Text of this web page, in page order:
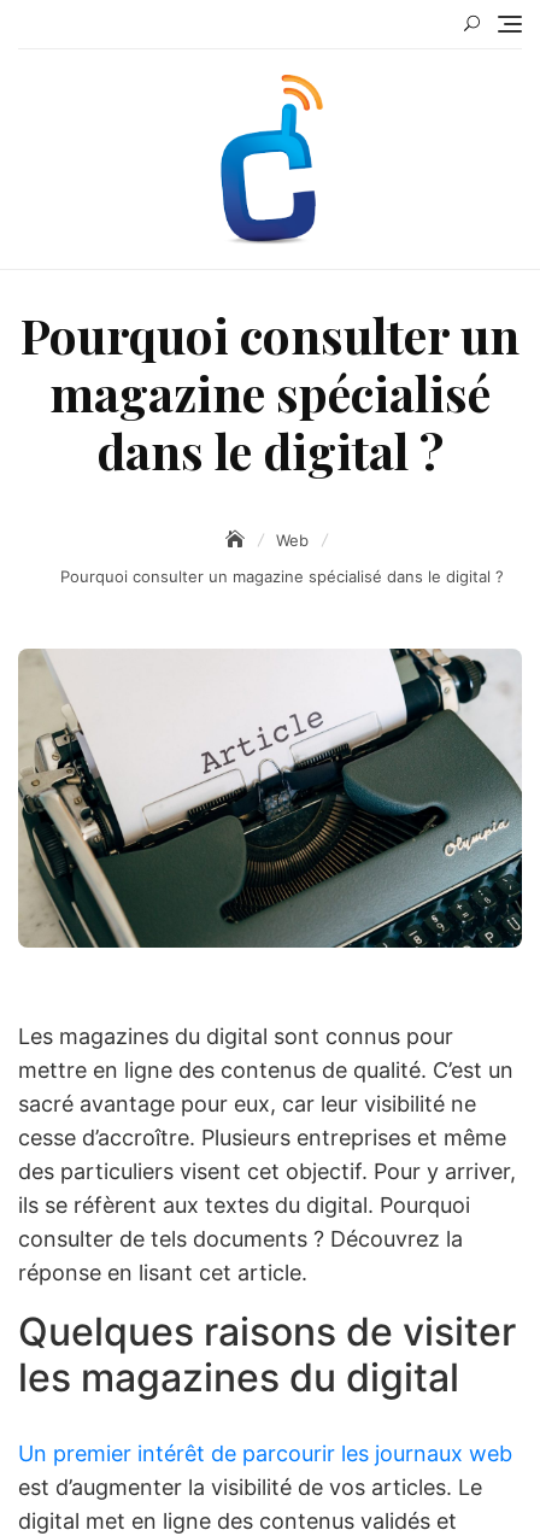
Pourquoi consulter un
magazine spécialisé
dans le digital ?
Web
Pourquoi consulter un magazine spécialisé dans le digital ?
Les magazines du digital sont connus pour
mettre en ligne des contenus de qualité. C’est un
sacré avantage pour eux, car leur visibilité ne
cesse d’accroître. Plusieurs entreprises et même
des particuliers visent cet objectif. Pour y arriver,
ils se réfèrent aux textes du digital. Pourquoi
consulter de tels documents ? Découvrez la
réponse en lisant cet article.
Quelques raisons de visiter
les magazines du digital
Un premier intérêt de parcourir les journaux web
est d’augmenter la visibilité de vos articles. Le
digital met en ligne des contenus validés et